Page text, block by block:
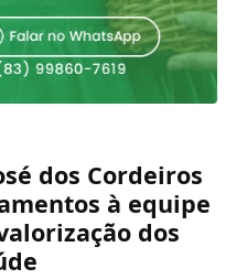
dos Cordeiros
à equipe
dos